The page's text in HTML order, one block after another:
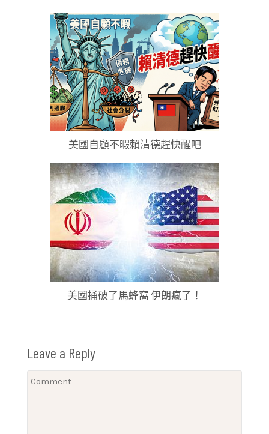
美國自顧不暇賴清德趕快醒吧
美國捅破了馬蜂窩 伊朗瘋了！
Leave a Reply